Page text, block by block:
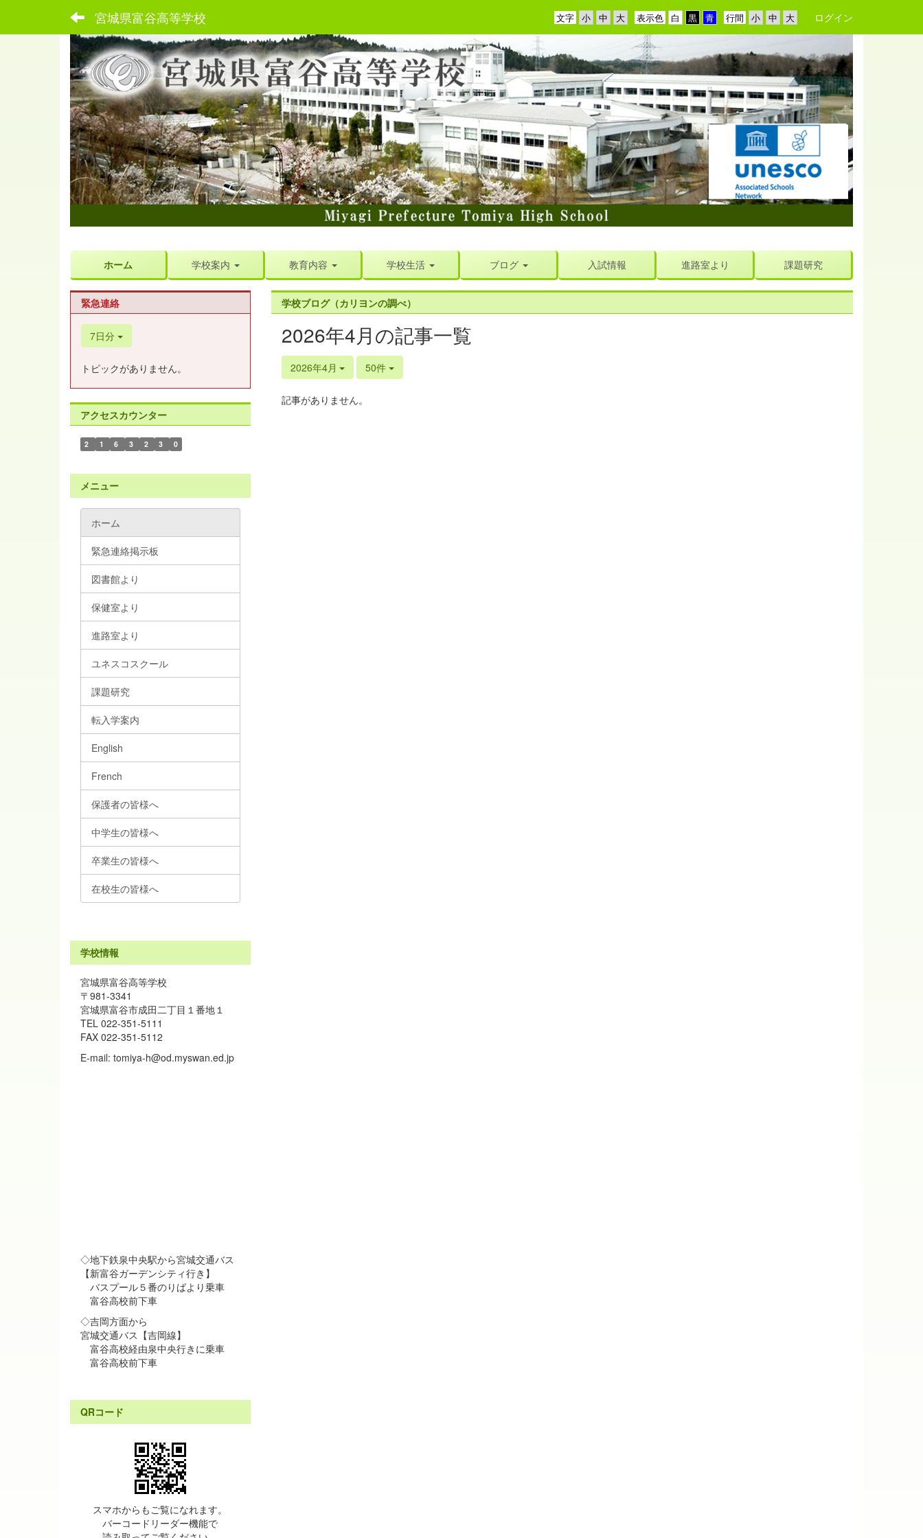
宮城県富谷高等学校 行間
表示色
文字 ログイン
ホーム 学校案内 教育内容 学校生活 ブログ 入試情報 進路室より 課題研究
学校ブログ（カリヨンの調べ）
2026年4月の記事一覧
2026年4月 50件
記事がありません。
緊急連絡
7日分
トピックがありません。
アクセスカウンター
2 1 6 3 2 3 0
メニュー
ホーム
緊急連絡掲示板
図書館より
保健室より
進路室より
ユネスコスクール
課題研究
転入学案内
English
French
保護者の皆様へ
中学生の皆様へ
卒業生の皆様へ
在校生の皆様へ
学校情報
宮城県富谷高等学校
〒981-3341
宮城県富谷市成田二丁目１番地１
TEL 022-351-5111
FAX 022-351-5112
E-mail: tomiya-h@od.myswan.ed.jp
◇地下鉄泉中央駅から宮城交通バス
【新富谷ガーデンシティ行き】
バスプール５番のりばより乗車
富谷高校前下車
◇吉岡方面から
宮城交通バス【吉岡線】
富谷高校経由泉中央行きに乗車
富谷高校前下車
QRコード
スマホからもご覧になれます。
バーコードリーダー機能で